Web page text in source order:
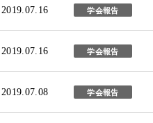
2019.07.16 学会報告
2019.07.16 学会報告
2019.07.08 学会報告